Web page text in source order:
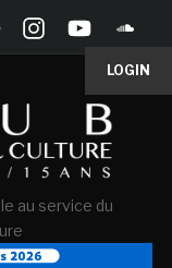
LOGIN
au service du